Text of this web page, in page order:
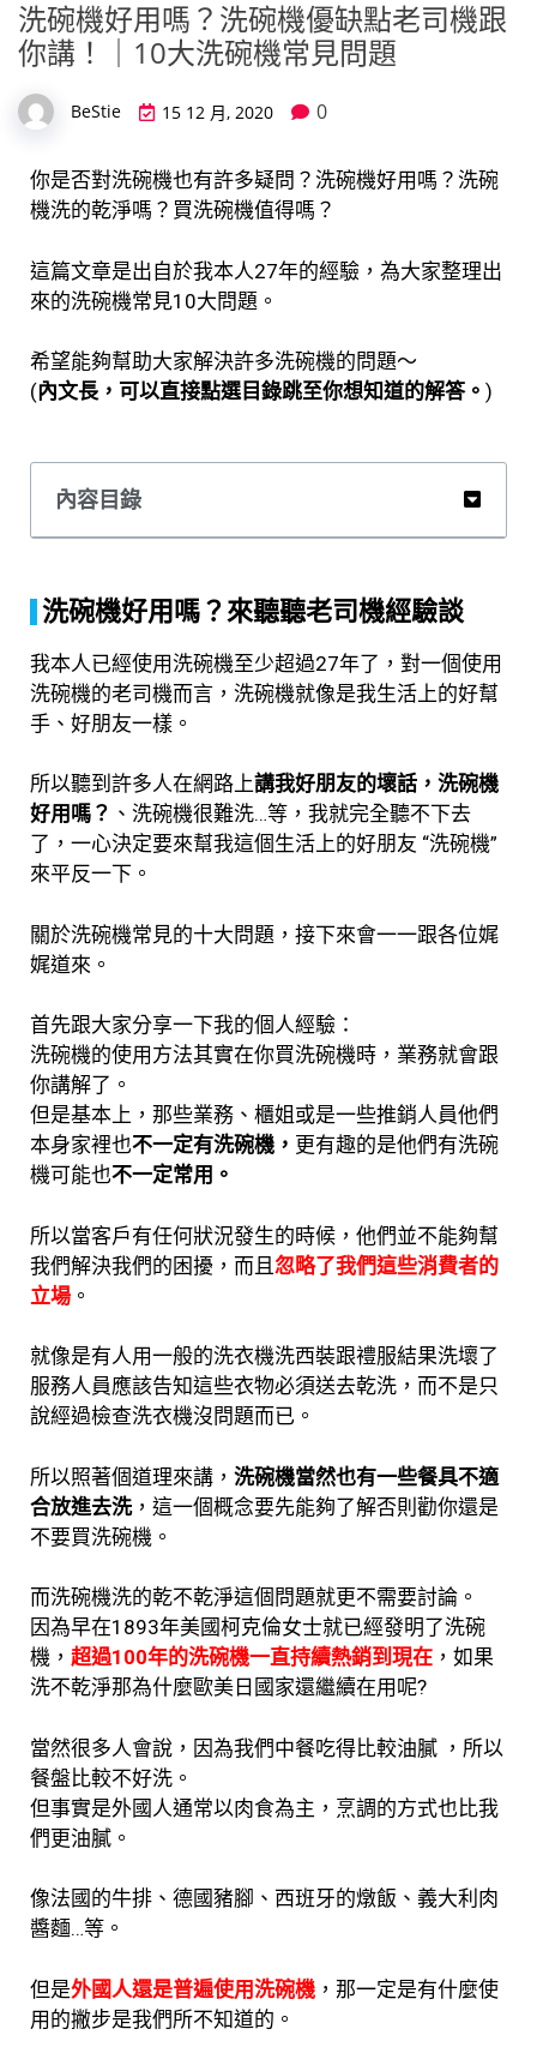
洗碗機好用嗎？洗碗機優缺點老司機跟
你講！｜10大洗碗機常見問題
BeStie 15 12 月, 2020 0
你是否對洗碗機也有許多疑問？洗碗機好用嗎？洗碗
機洗的乾淨嗎？買洗碗機值得嗎？
這篇文章是出自於我本人27年的經驗，為大家整理出
來的洗碗機常見10大問題。
希望能夠幫助大家解決許多洗碗機的問題～
(內文長，可以直接點選目錄跳至你想知道的解答。 )
內容目錄
洗碗機好用嗎？來聽聽老司機經驗談
我本人已經使用洗碗機至少超過27年了，對一個使用
洗碗機的老司機而言，洗碗機就像是我生活上的好幫
手、好朋友一樣。
所以聽到許多人在網路上講我好朋友的壞話，洗碗機
好用嗎？ 、洗碗機很難洗…等，我就完全聽不下去
了，一心決定要來幫我這個生活上的好朋友 “洗碗機”
來平反一下。
關於洗碗機常見的十大問題，接下來會一一跟各位娓
娓道來。
首先跟大家分享一下我的個人經驗：
洗碗機的使用方法其實在你買洗碗機時，業務就會跟
你講解了。
但是基本上，那些業務、櫃姐或是一些推銷人員他們
本身家裡也不一定有洗碗機， 更有趣的是他們有洗碗
機可能也不一定常用。
所以當客戶有任何狀況發生的時候，他們並不能夠幫
我們解決我們的困擾，而且 忽略了我們這些消費者的
立場 。
就像是有人用一般的洗衣機洗西裝跟禮服結果洗壞了
服務人員應該告知這些衣物必須送去乾洗， 而不是只
說經過檢查洗衣機沒問題而已。
所以照著個道理來講， 洗碗機當然也有一些餐具不適
合放進去洗， 這一個概念要先能夠了解否則勸你還是
不要買洗碗機。
而洗碗機洗的乾不乾淨這個問題就更不需要討論。
因為早在1893年美國柯克倫女士就已經發明了洗碗
機， 超過100年的洗碗機一直持續熱銷到現在 ， 如果
洗不乾淨那為什麼歐美日國家還繼續在用呢?
當然很多人會說，因為我們中餐吃得比較油膩 ， 所以
餐盤比較不好洗。
但事實是外國人通常以肉食為主， 烹調的方式也比我
們更油膩。
像法國的牛排、德國豬腳、西班牙的燉飯、義大利肉
醬麵…等。
但是外國人還是普遍使用洗碗機 ，那一定是有什麼使
用的撇步是我們所不知道的。